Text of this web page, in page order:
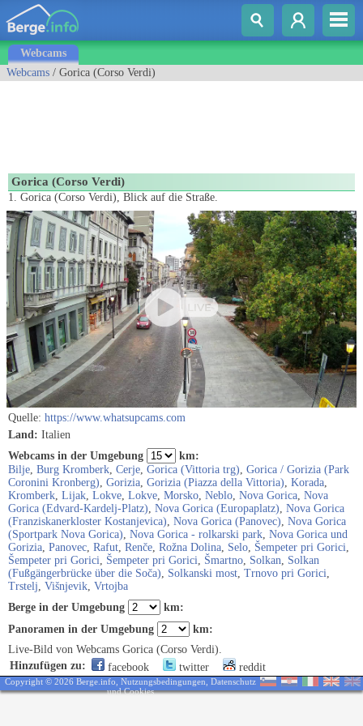
Webcams
Webcams / Gorica (Corso Verdi)
Gorica (Corso Verdi)
1. Gorica (Corso Verdi), Blick auf die Straße.
Quelle: https://www.whatsupcams.com
Land: Italien
Webcams in der Umgebung
km:
Bilje, Burg Kromberk, Cerje, Gorica (Vittoria trg), Gorica / Gorizia (Park
Coronini Kronberg), Gorizia, Gorizia (Piazza della Vittoria), Korada,
Kromberk, Lijak, Lokve, Lokve, Morsko, Neblo, Nova Gorica, Nova
Gorica (Edvard-Kardelj-Platz), Nova Gorica (Europaplatz), Nova Gorica
(Franziskanerkloster Kostanjevica), Nova Gorica (Panovec), Nova Gorica
(Sportpark Nova Gorica), Nova Gorica - rolkarski park, Nova Gorica und
Gorizia, Panovec, Rafut, Renče, Rožna Dolina, Selo, Šempeter pri Gorici,
Šempeter pri Gorici, Šempeter pri Gorici, Šmartno, Solkan, Solkan
(Fußgängerbrücke über die Soča), Solkanski most, Trnovo pri Gorici,
Trstelj, Višnjevik, Vrtojba
Berge in der Umgebung
km:
Panoramen in der Umgebung
km:
Live-Bild von Webcams Gorica (Corso Verdi).
Hinzufügen zu:
facebook twitter reddit
Copyright © 2026 Berge.info, Nutzungsbedingungen Datenschutz
und Cookies